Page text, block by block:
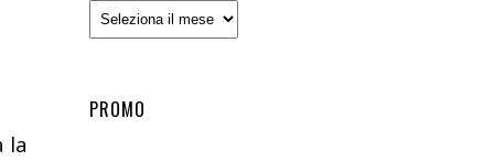
la
Archivi
PROMO